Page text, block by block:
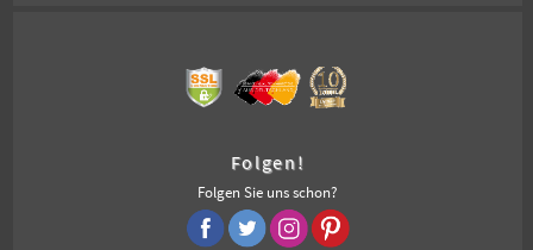
Folgen!
Folgen Sie uns schon?